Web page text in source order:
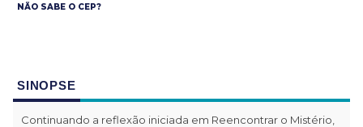
NÃO SABE O CEP?
SINOPSE
Continuando a reflexão iniciada em Reencontrar o Mistério,